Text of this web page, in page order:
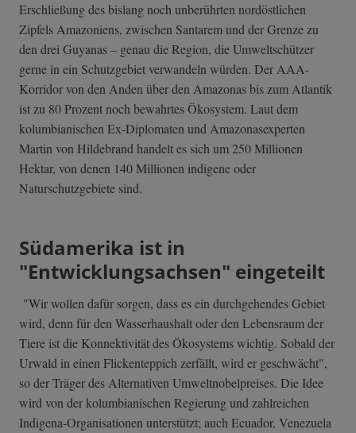
Erschließung des bislang noch unberührten nordöstlichen
Zipfels Amazoniens, zwischen Santarem und der Grenze zu
den drei Guyanas – genau die Region, die Umweltschützer
gerne in ein Schutzgebiet verwandeln würden. Der AAA-
Korridor von den Anden über den Amazonas bis zum Atlantik
ist zu 80 Prozent noch bewahrtes Ökosystem. Laut dem
kolumbianischen Ex-Diplomaten und Amazonasexperten
Martin von Hildebrand handelt es sich um 250 Millionen
Hektar, von denen 140 Millionen indigene oder
Naturschutzgebiete sind.
Südamerika ist in
"Entwicklungsachsen" eingeteilt
"Wir wollen dafür sorgen, dass es ein durchgehendes Gebiet
wird, denn für den Wasserhaushalt oder den Lebensraum der
Tiere ist die Konnektivität des Ökosystems wichtig. Sobald der
Urwald in einen Flickenteppich zerfällt, wird er geschwächt",
so der Träger des Alternativen Umweltnobelpreises. Die Idee
wird von der kolumbianischen Regierung und zahlreichen
Indigena-Organisationen unterstützt; auch Ecuador, Venezuela